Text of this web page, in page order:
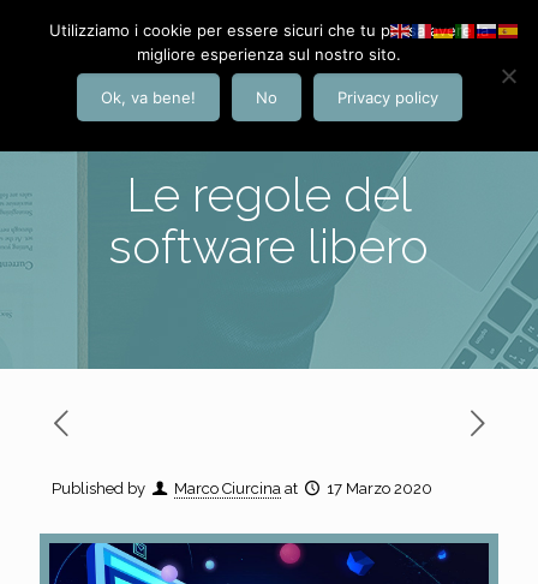
Le regole del
software libero
Published by Marco Ciurcina at 17 Marzo 2020
Utilizziamo i cookie per essere sicuri che tu possa avere la
migliore esperienza sul nostro sito.
Ok, va bene! No Privacy policy